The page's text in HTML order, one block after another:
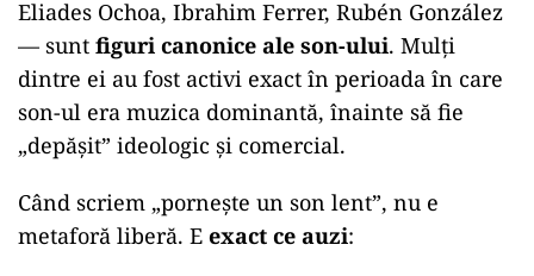
Eliades Ochoa, Ibrahim Ferrer, Rubén González
— sunt figuri canonice ale son-ului. Mulți
dintre ei au fost activi exact în perioada în care
son-ul era muzica dominantă, înainte să fie
„depășit” ideologic și comercial.
Când scriem „pornește un son lent”, nu e
metaforă liberă. E exact ce auzi: